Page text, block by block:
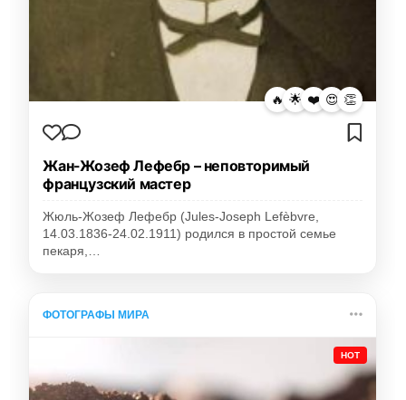
🔥 🌟 ❤️ 😍 👏
Жан-Жозеф Лефебр – неповторимый
французский мастер
Жюль-Жозеф Лефебр (Jules-Joseph Lefèbvre,
14.03.1836-24.02.1911) родился в простой семье
пекаря,…
ФОТОГРАФЫ МИРА
HOT